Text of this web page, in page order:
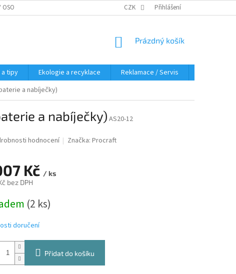
ÚDAJŮ CZK Přihlášení
NÁKUPNÍ
Prázdný košík
a tipy Ekologie a recyklace Reklamace / Servis
a nabíječky)
a nabíječky) AS20-12
hodnocení Značka:Procraft
Kč / ks
bez DPH
(2 ks)
doručení
Přidat do košíku